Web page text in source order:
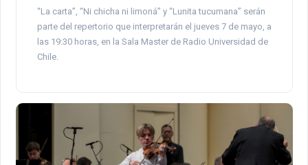
“La carta”, “Ni chicha ni limoná” y “Lunita tucumana” serán
parte del repertorio que interpretarán el jueves 7 de mayo, a
las 19:30 horas, en la Sala Master de Radio Universidad de
Chile.